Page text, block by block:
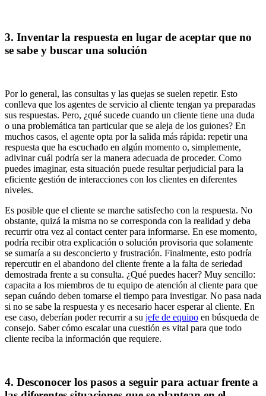
3. Inventar la respuesta en lugar de aceptar que no
se sabe y buscar una solución
Por lo general, las consultas y las quejas se suelen repetir. Esto
conlleva que los agentes de servicio al cliente tengan ya preparadas
sus respuestas. Pero, ¿qué sucede cuando un cliente tiene una duda
o una problemática tan particular que se aleja de los guiones? En
muchos casos, el agente opta por la salida más rápida: repetir una
respuesta que ha escuchado en algún momento o, simplemente,
adivinar cuál podría ser la manera adecuada de proceder. Como
puedes imaginar, esta situación puede resultar perjudicial para la
eficiente gestión de interacciones con los clientes en diferentes
niveles.
Es posible que el cliente se marche satisfecho con la respuesta. No
obstante, quizá la misma no se corresponda con la realidad y deba
recurrir otra vez al contact center para informarse. En ese momento,
podría recibir otra explicación o solución provisoria que solamente
se sumaría a su desconcierto y frustración. Finalmente, esto podría
repercutir en el abandono del cliente frente a la falta de seriedad
demostrada frente a su consulta. ¿Qué puedes hacer? Muy sencillo:
capacita a los miembros de tu equipo de atención al cliente para que
sepan cuándo deben tomarse el tiempo para investigar. No pasa nada
si no se sabe la respuesta y es necesario hacer esperar al cliente. En
ese caso, deberían poder recurrir a su jefe de equipo en búsqueda de
consejo. Saber cómo escalar una cuestión es vital para que todo
cliente reciba la información que requiere.
4. Desconocer los pasos a seguir para actuar frente a